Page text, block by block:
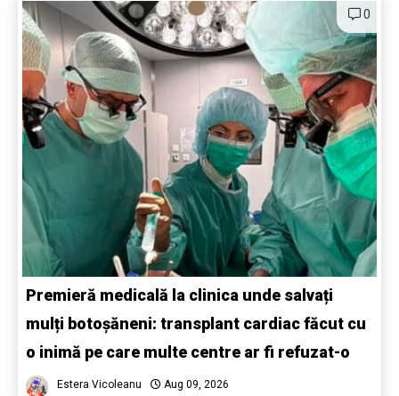
0
Premieră medicală la clinica unde salvați
mulți botoșăneni: transplant cardiac făcut cu
o inimă pe care multe centre ar fi refuzat-o
Estera Vicoleanu Aug 09, 2026